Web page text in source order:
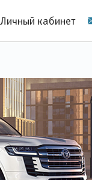
Личный кабинет